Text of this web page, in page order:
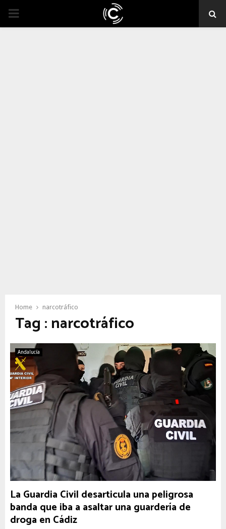
PRIMARY
Home narcotráfico
Tag : narcotráfico
Andalucía
La Guardia Civil desarticula una peligrosa
banda que iba a asaltar una guardería de
droga en Cádiz